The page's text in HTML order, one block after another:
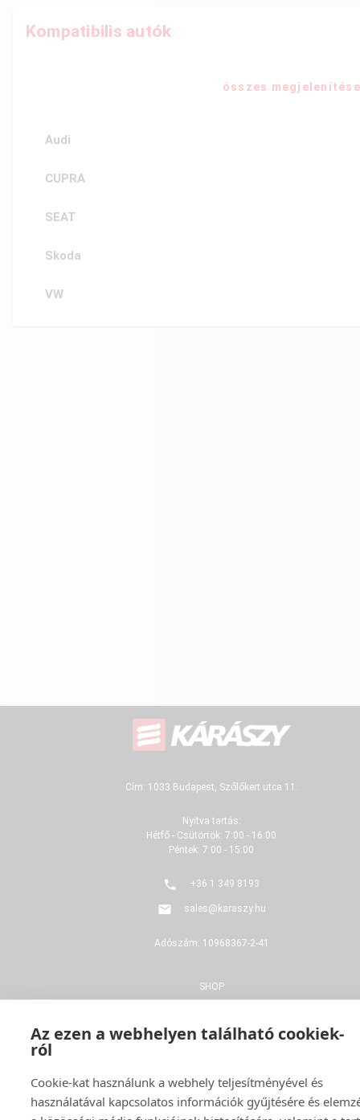
Kompatibilis autók
összes megjelenítése
Audi
CUPRA
SEAT
Skoda
VW
Cím: 1033 Budapest, Szőlőkert utca 11.
Nyitva tartás:
Hétfő - Csütörtök: 7:00 - 16:00
Péntek: 7:00 - 15:00
+36 1 349 8193
sales@karaszy.hu
Adószám: 10968367-2-41
SHOP
ADATVÉDELMI NYILATKOZAT
Az ezen a webhelyen található cookiek-
ról
Cookie-kat használunk a webhely teljesítményével és
használatával kapcsolatos információk gyűjtésére és